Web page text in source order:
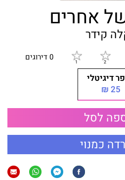
אחרים
קידר
0 דירוגים
דיגיטלי
25 ₪
לסל
כמנוי